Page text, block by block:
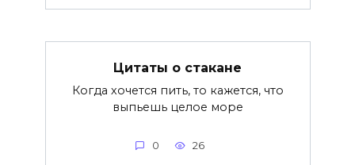
Цитаты о стакане
Когда хочется пить, то кажется, что
выпьешь целое море
0 26